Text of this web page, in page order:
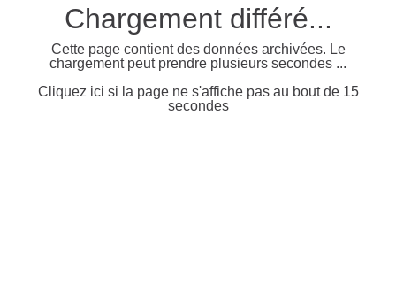
Chargement différé...
Cette page contient des données archivées. Le
chargement peut prendre plusieurs secondes ...
Cliquez ici si la page ne s'affiche pas au bout de 15
secondes